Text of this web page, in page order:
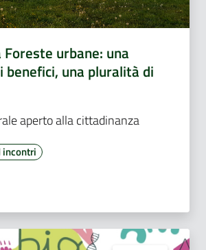
Foreste urbane: una
benefici, una pluralità di
aperto alla cittadinanza
incontri